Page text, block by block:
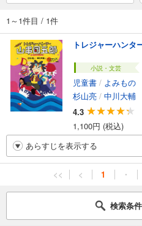
1～1件目 / 1件
トレジャーハンタ
小説・文芸
児童書 / よみもの
杉山亮 / 中川大輔
4.3
1,100円 (税込)
あらすじを表示する
<< < 1 ・
検索条